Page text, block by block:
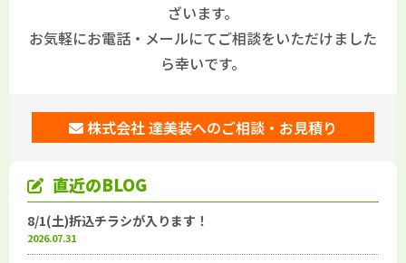
ざいます。
お気軽にお電話・メールにてご相談をいただけました
ら幸いです。
株式会社 達美装へのご相談・お見積り
直近のBLOG
8/1(土)折込チラシが入ります！
2026.07.31